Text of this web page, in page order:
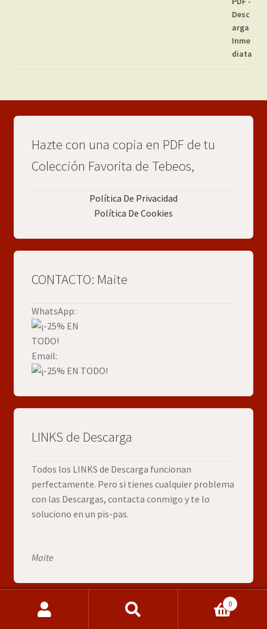
Hazte con una copia en PDF de tu
Colección Favorita de Tebeos,
Política De Privacidad
Política De Cookies
CONTACTO: Maite
WhatsApp:
Email:
LINKS de Descarga
Todos los LINKS de Descarga funcionan
perfectamente. Pero si tienes cualquier problema
con las Descargas, contacta conmigo y te lo
soluciono en un pis-pas.
Maite
0